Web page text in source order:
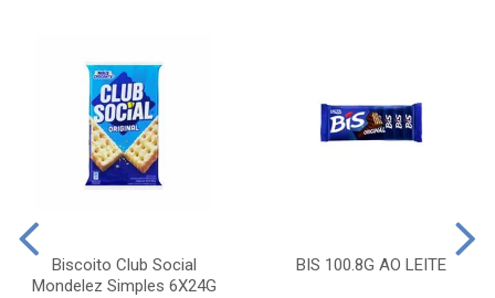
Biscoito Club Social
Mondelez Simples 6X24G
BIS 100.8G AO LEITE